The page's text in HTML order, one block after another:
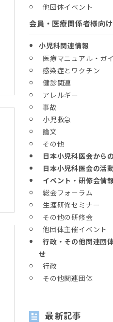
他団体イベント
会員・医療関係者様向け
小児科関連情報
医療マニュアル・ガ
感染症とワクチン
健診関連
アレルギー
事故
小児救急
論文
その他
日本小児科医会から
日本小児科医会の活
イベント・研修会情
総会フォーラム
生涯研修セミナー
その他の研修会
他団体主催イベント
行政・その他関連団
せ
行政
その他関連団体
最新記事